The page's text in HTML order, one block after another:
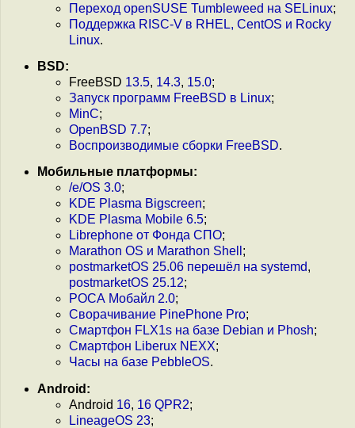
Переход openSUSE Tumbleweed на SELinux;
Поддержка RISC-V в RHEL, CentOS и Rocky
Linux.
BSD:
FreeBSD 13.5, 14.3, 15.0;
Запуск программ FreeBSD в Linux;
MinC;
OpenBSD 7.7;
Воспроизводимые сборки FreeBSD.
Мобильные платформы:
/e/OS 3.0;
KDE Plasma Bigscreen;
KDE Plasma Mobile 6.5;
Librephone от Фонда СПО;
Marathon OS и Marathon Shell ;
postmarketOS 25.06 перешёл на systemd,
postmarketOS 25.12;
РОСА Мобайл 2.0;
Сворачивание PinePhone Pro;
Смартфон FLX1s на базе Debian и Phosh;
Смартфон Liberux NEXX;
Часы на базе PebbleOS.
Android:
Android 16, 16 QPR2;
LineageOS 23;